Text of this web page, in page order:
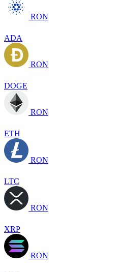
RON
ADA
RON
DOGE
RON
ETH
RON
LTC
RON
XRP
RON